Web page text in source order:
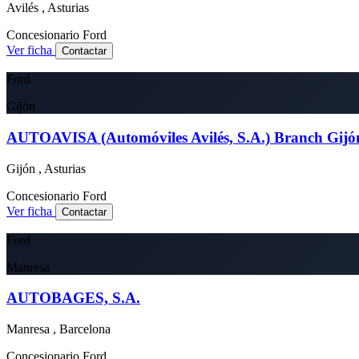
Avilés , Asturias
Concesionario Ford
Ver ficha
Contactar
Ford
Gijón
AUTOAVISA (Automóviles Avilés, S.A.) Branch
Gijón , Asturias
Concesionario Ford
Ver ficha
Contactar
Ford
Manresa
AUTOBAGES, S.A.
Manresa , Barcelona
Concesionario Ford